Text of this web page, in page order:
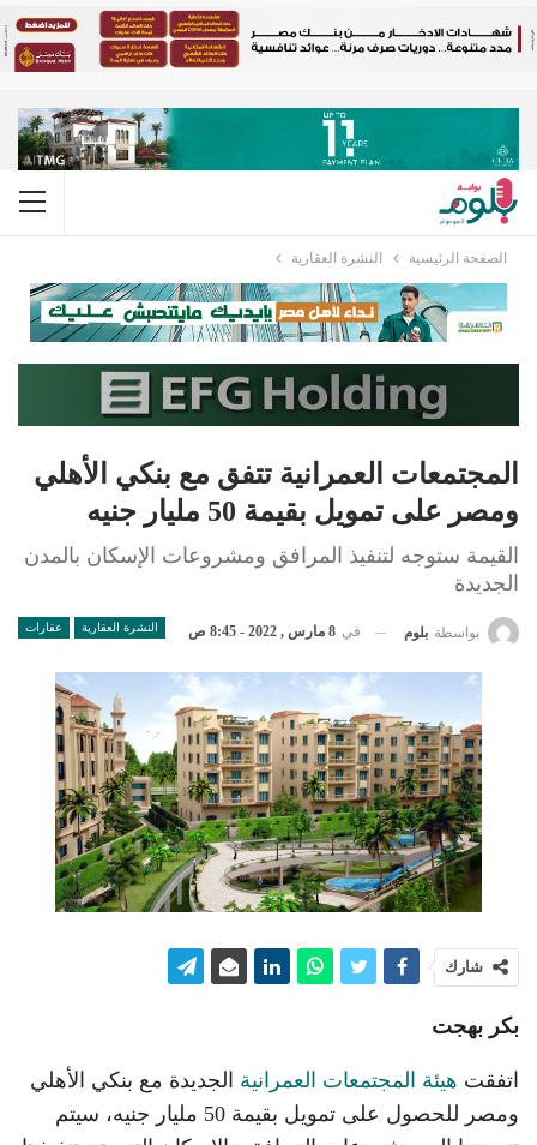
الصفحة الرئيسية النشرة العقارية
المجتمعات العمرانية تتفق مع بنكي الأهلي
ومصر على تمويل بقيمة 50 مليار جنيه
القيمة ستوجه لتنفيذ المرافق ومشروعات الإسكان بالمدن
الجديدة
النشرة العقارية عقارات بواسطة بلوم في 8 مارس , 2022 - 8:45 ص
شارك
بكر بهجت
اتفقت هيئة المجتمعات العمرانية الجديدة مع بنكي الأهلي
ومصر للحصول على تمويل بقيمة 50 مليار جنيه، سيتم